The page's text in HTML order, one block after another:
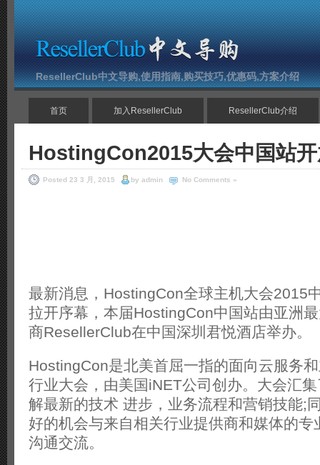
ResellerClub中文导购,使用指南,购买技巧,优惠码,方案介绍
首页 加入ResellerClub ResellerClub介绍
HostingCon2015大会中国站
Posted 23 3 月, 2015 by admin No Comments »
最新消息，HostingCon全球主机大会2015
拉开序幕，本届HostingCon中国站由亚洲
商ResellerClub在中国深圳君悦酒店举办。
HostingCon是北美首屈一指的面向云服务
行业大会，由美国iNET公司创办。大会汇
解最新的技术 进步，业务流程和营销技能;
好的机会与来自相关行业提供商和媒体的专
沟通交流。